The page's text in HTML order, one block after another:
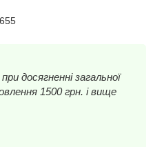
при досягненні загальної
1500 грн. і вище